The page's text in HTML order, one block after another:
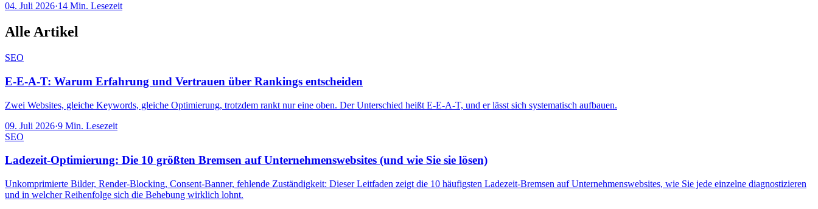
04. Juli 2026·14 Min. Lesezeit
Alle Artikel
SEO
E-E-A-T: Warum Erfahrung und Vertrauen über Rankings entscheiden
Zwei Websites, gleiche Keywords, gleiche Optimierung, trotzdem rankt nur eine oben. Der Unterschied heißt E-E-A-T, und er lässt sich systematisch aufbauen.
09. Juli 2026·9 Min. Lesezeit
SEO
Ladezeit-Optimierung: Die 10 größten Bremsen auf Unternehmenswebsites (und wie Sie sie lösen)
Unkomprimierte Bilder, Render-Blocking, Consent-Banner, fehlende Zuständigkeit: Dieser Leitfaden zeigt die 10 häufigsten Ladezeit-Bremsen auf Unternehmenswebsites, wie Sie jede einzelne diagnostizieren
und in welcher Reihenfolge sich die Behebung wirklich lohnt.